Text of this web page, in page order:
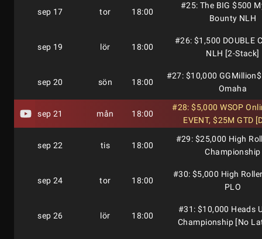
sep 17 tor 18:00
#25: The BIG $500
Bounty NLH
sep 19 lör 18:00
#26: $1,500 DOUBLE
NLH [2-Stack]
sep 20 sön 18:00
#27: $10,000
Omaha
sep 21 mån 18:00
#28: $5,000 WSOP
EVENT, $25M GTD
sep 22 tis 18:00
#29: $25,000 High
Championship
sep 24 tor 18:00
#30: $5,000 High
PLO
sep 26 lör 18:00
#31: $10,000 Heads
Championship [No